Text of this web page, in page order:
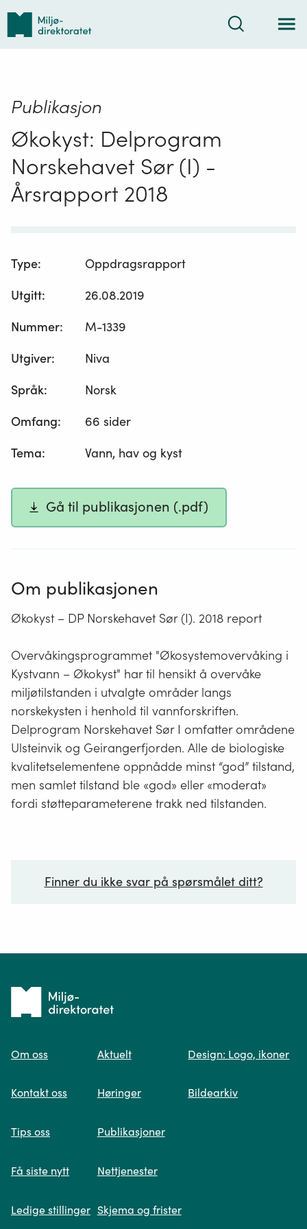
Tilbake
forsiden
Søk
Publikasjon
Økokyst: Delprogram
Norskehavet Sør (I) -
Årsrapport 2018
Type:
Oppdragsrapport
Utgitt:
26.08.2019
Nummer:
M-1339
Utgiver:
Niva
Språk:
Norsk
Omfang:
66 sider
Tema: Vann, hav og kyst
Gå til publikasjonen (.pdf)
Om publikasjonen
Økokyst – DP Norskehavet Sør (I). 2018 report
Overvåkingsprogrammet "Økosystemovervåking i
Kystvann – Økokyst" har til hensikt å overvåke
miljøtilstanden i utvalgte områder langs
norskekysten i henhold til vannforskriften.
Delprogram Norskehavet Sør I omfatter områdene
Ulsteinvik og Geirangerfjorden. Alle de biologiske
kvalitetselementene oppnådde minst “god” tilstand,
men samlet tilstand ble «god» eller «moderat»
fordi støtteparameterene trakk ned tilstanden.
Finner du ikke svar på spørsmålet ditt?
Spør oss
søk og viser deg vår mest relevante
Tilbake
forsiden
Om oss
Kontakt oss
Tips oss
Få siste nytt
Ledige stillinger
Aktuelt
Høringer
Publikasjoner
Nettjenester
Skjema og frister
Design: Logo, ikoner
Bildearkiv